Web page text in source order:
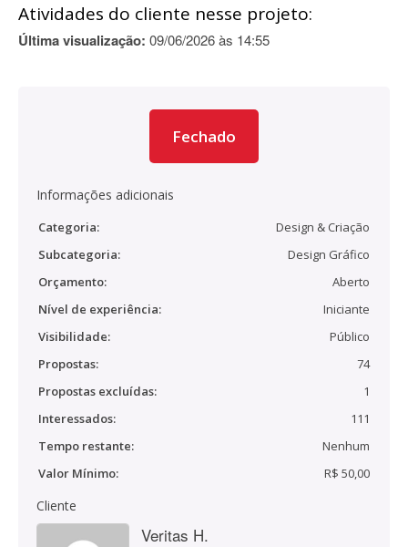
Atividades do cliente nesse projeto:
Última visualização: 09/06/2026 às 14:55
Fechado
Informações adicionais
Categoria:
Design & Criação
Subcategoria:
Design Gráfico
Orçamento:
Aberto
Nível de experiência:
Iniciante
Visibilidade:
Público
Propostas:
74
Propostas excluídas:
1
Interessados:
111
Tempo restante:
Nenhum
Valor Mínimo:
R$ 50,00
Cliente
Veritas H.